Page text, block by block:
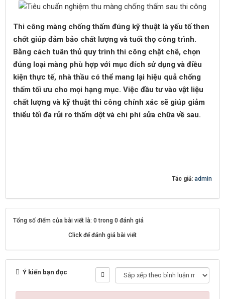
Thi công màng chống thấm đúng kỹ thuật là yếu tố then
chốt giúp đảm bảo chất lượng và tuổi thọ công trình.
Bằng cách tuân thủ quy trình thi công chặt chẽ, chọn
đúng loại màng phù hợp với mục đích sử dụng và điều
kiện thực tế, nhà thầu có thể mang lại hiệu quả chống
thấm tối ưu cho mọi hạng mục. Việc đầu tư vào vật liệu
chất lượng và kỹ thuật thi công chính xác sẽ giúp giảm
thiểu tối đa rủi ro thấm dột và chi phí sửa chữa về sau.
Tác giả: admin
Tổng số điểm của bài viết là: 0 trong 0 đánh giá
Click để đánh giá bài viết
Ý kiến bạn đọc